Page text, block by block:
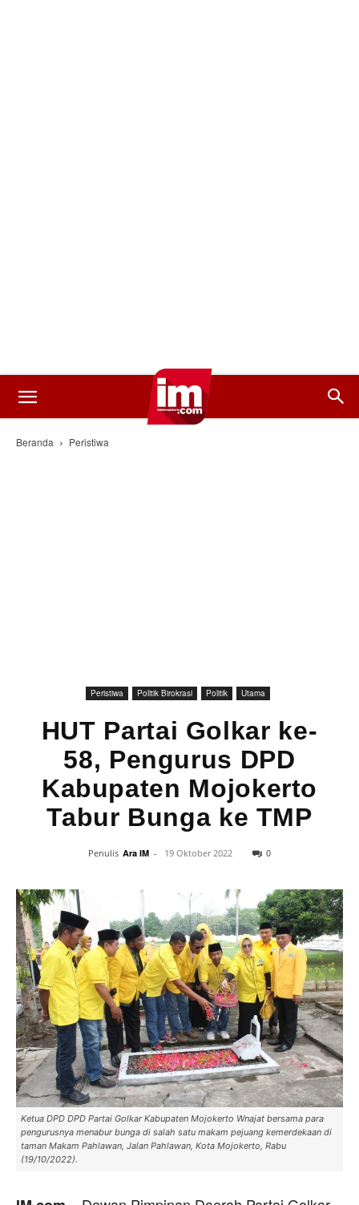
Beranda Peristiwa
Peristiwa Politik Birokrasi Politik Utama
HUT Partai Golkar ke-
58, Pengurus DPD
Kabupaten Mojokerto
Tabur Bunga ke TMP
Penulis Ara IM - 19 Oktober 2022 0
Ketua DPD DPD Partai Golkar Kabupaten Mojokerto Wnajat bersama para
pengurusnya menabur bunga di salah satu makam pejuang kemerdekaan di
taman Makam Pahlawan, Jalan Pahlawan, Kota Mojokerto, Rabu
(19/10/2022).